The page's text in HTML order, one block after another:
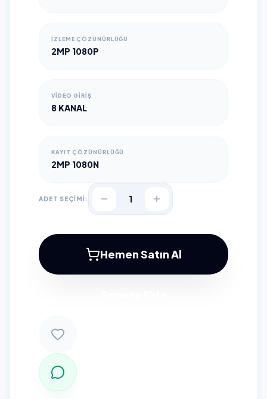
İZLEME ÇÖZÜNÜRLÜĞÜ
2MP 1080P
VIDEO GIRIŞ
8 KANAL
KAYIT ÇÖZÜNÜRLÜĞÜ
2MP 1080N
ADET SEÇİMİ: 1
Hemen Satın Al